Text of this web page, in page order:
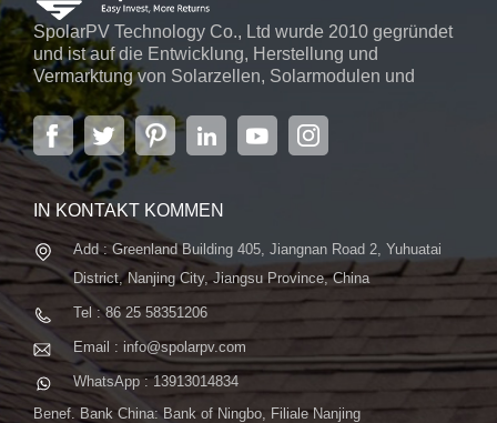
SpolarPV Technology Co., Ltd wurde 2010 gegründet
und ist auf die Entwicklung, Herstellung und
Vermarktung von Solarzellen, Solarmodulen und
Solarstromsystemen spezialisiert. Das Unternehmen
mit Sitz in der Hauptstadt der Provinz Jiangsu,
Nanjing, erstreckt sich über 6.000 m² und verfügt über
fortschrittliche automatische ...
IN KONTAKT KOMMEN
Add : Greenland Building 405, Jiangnan Road 2, Yuhuatai
District, Nanjing City, Jiangsu Province, China
Tel : 86 25 58351206
Email : info@spolarpv.com
WhatsApp : 13913014834
Benef. Bank China: Bank of Ningbo, Filiale Nanjing